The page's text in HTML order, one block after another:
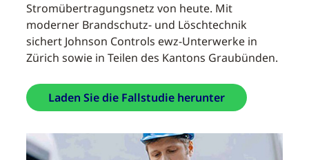
Stromübertragungsnetz von heute. Mit
moderner Brandschutz- und Löschtechnik
sichert Johnson Controls ewz-Unterwerke in
Zürich sowie in Teilen des Kantons Graubünden.
Laden Sie die Fallstudie herunter